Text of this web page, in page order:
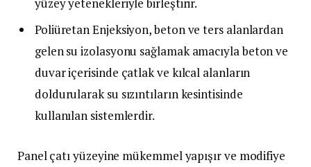
Poliüretan Enjeksiyon, beton ve ters alanlardan
gelen su izolasyonu sağlamak amacıyla beton ve
duvar içerisinde çatlak ve kılcal alanların
doldurularak su sızıntıların kesintisinde
kullanılan sistemlerdir.
Panel çatı yüzeyine mükemmel yapışır ve modifiye